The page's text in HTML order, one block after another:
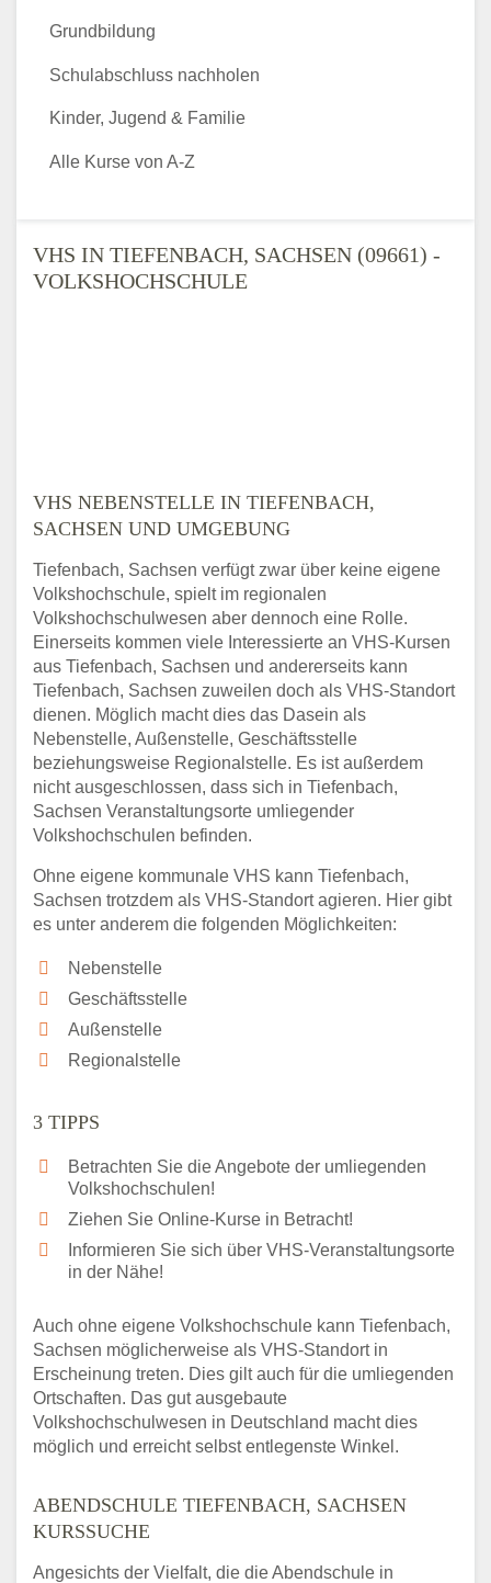
VHS IN TIEFENBACH, SACHSEN (09661) -
VOLKSHOCHSCHULE
VHS NEBENSTELLE IN TIEFENBACH,
SACHSEN UND UMGEBUNG
Tiefenbach, Sachsen verfügt zwar über keine eigene
Volkshochschule, spielt im regionalen
Volkshochschulwesen aber dennoch eine Rolle.
Einerseits kommen viele Interessierte an VHS-Kursen
aus Tiefenbach, Sachsen und andererseits kann
Tiefenbach, Sachsen zuweilen doch als VHS-Standort
dienen. Möglich macht dies das Dasein als
Nebenstelle, Außenstelle, Geschäftsstelle
beziehungsweise Regionalstelle. Es ist außerdem
nicht ausgeschlossen, dass sich in Tiefenbach,
Sachsen Veranstaltungsorte umliegender
Volkshochschulen befinden.
Ohne eigene kommunale VHS kann Tiefenbach,
Sachsen trotzdem als VHS-Standort agieren. Hier gibt
es unter anderem die folgenden Möglichkeiten:
Nebenstelle
Geschäftsstelle
Außenstelle
Regionalstelle
3 TIPPS
Betrachten Sie die Angebote der umliegenden
Volkshochschulen!
Ziehen Sie Online-Kurse in Betracht!
Informieren Sie sich über VHS-Veranstaltungsorte
in der Nähe!
Auch ohne eigene Volkshochschule kann Tiefenbach,
Sachsen möglicherweise als VHS-Standort in
Erscheinung treten. Dies gilt auch für die umliegenden
Ortschaften. Das gut ausgebaute
Volkshochschulwesen in Deutschland macht dies
möglich und erreicht selbst entlegenste Winkel.
ABENDSCHULE TIEFENBACH, SACHSEN
KURSSUCHE
Angesichts der Vielfalt, die die Abendschule in
Grundbildung
Schulabschluss nachholen
Kinder, Jugend & Familie
Alle Kurse von A-Z